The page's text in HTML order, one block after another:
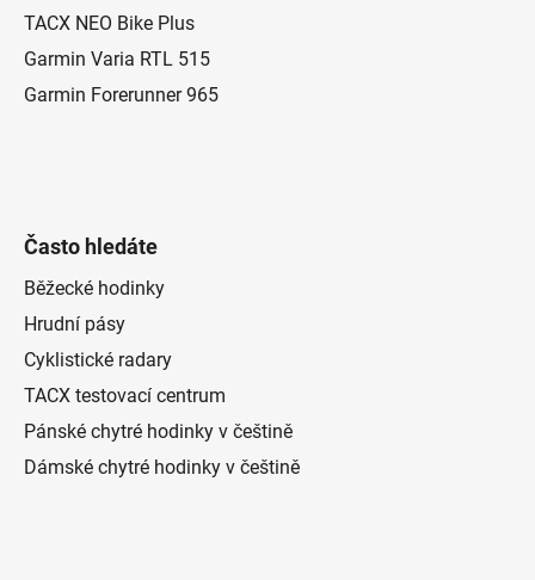
TACX NEO Bike Plus
Garmin Varia RTL 515
Garmin Forerunner 965
Často hledáte
Běžecké hodinky
Hrudní pásy
Cyklistické radary
TACX testovací centrum
Pánské chytré hodinky v češtině
Dámské chytré hodinky v češtině